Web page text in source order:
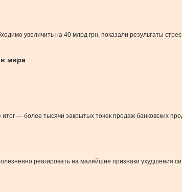
увеличить на 40 млрд грн, показали результаты
мира
— более тысячи закрытых точек продаж банковских
реагировать на малейшие признаки ухудшения